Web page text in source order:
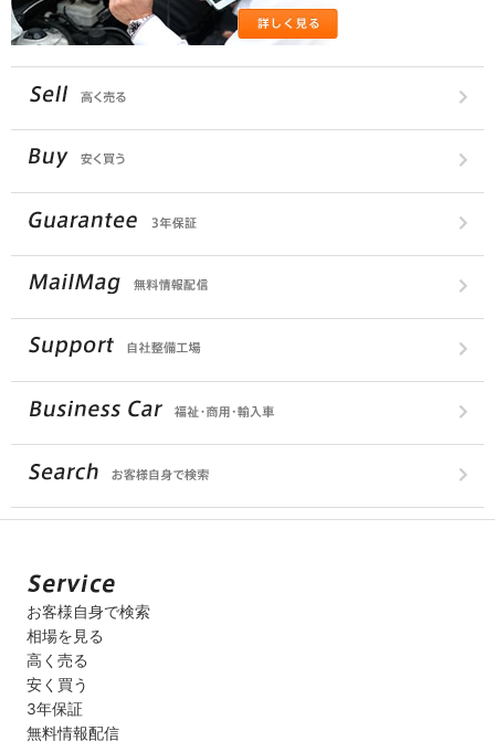
お客様自身で検索
相場を見る
高く売る
安く買う
3年保証
無料情報配信